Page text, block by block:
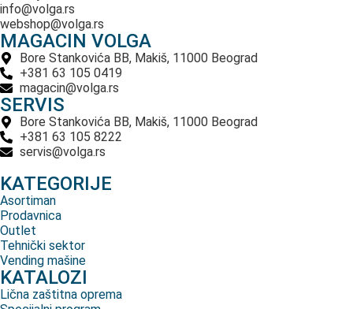
info@volga.rs
webshop@volga.rs
MAGACIN VOLGA
Bore Stankovića BB, Makiš, 11000 Beograd
+381 63 105 0419
magacin@volga.rs
SERVIS
Bore Stankovića BB, Makiš, 11000 Beograd
+381 63 105 8222
servis@volga.rs
KATEGORIJE
Asortiman
Prodavnica
Outlet
Tehnički sektor
Vending mašine
KATALOZI
Lična zaštitna oprema